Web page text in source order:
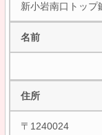
新小岩南口トップ
名前
住所
〒1240024